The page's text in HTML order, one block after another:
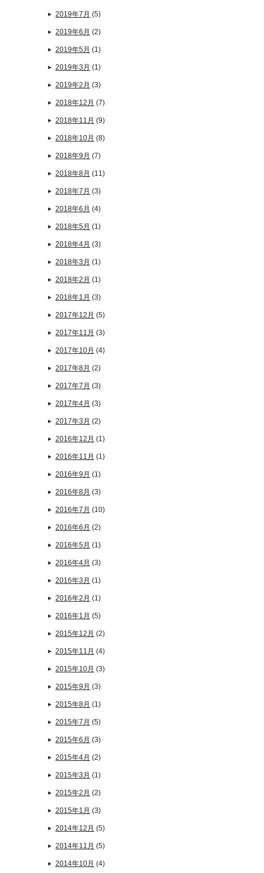
2019年7月 (5)
2019年6月 (2)
2019年5月 (1)
2019年3月 (1)
2019年2月 (3)
2018年12月 (7)
2018年11月 (9)
2018年10月 (8)
2018年9月 (7)
2018年8月 (11)
2018年7月 (3)
2018年6月 (4)
2018年5月 (1)
2018年4月 (3)
2018年3月 (1)
2018年2月 (1)
2018年1月 (3)
2017年12月 (5)
2017年11月 (3)
2017年10月 (4)
2017年8月 (2)
2017年7月 (3)
2017年4月 (3)
2017年3月 (2)
2016年12月 (1)
2016年11月 (1)
2016年9月 (1)
2016年8月 (3)
2016年7月 (10)
2016年6月 (2)
2016年5月 (1)
2016年4月 (3)
2016年3月 (1)
2016年2月 (1)
2016年1月 (5)
2015年12月 (2)
2015年11月 (4)
2015年10月 (3)
2015年9月 (3)
2015年8月 (1)
2015年7月 (5)
2015年6月 (3)
2015年4月 (2)
2015年3月 (1)
2015年2月 (2)
2015年1月 (3)
2014年12月 (5)
2014年11月 (5)
2014年10月 (4)